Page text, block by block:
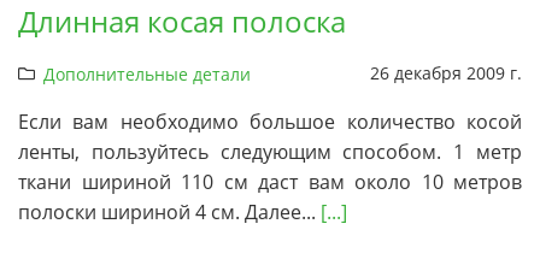
Длинная косая полоска
Дополнительные детали 26 декабря 2009 г.
Если вам необходимо большое количество косой
ленты, пользуйтесь следующим способом. 1 метр
ткани шириной 110 см даст вам около 10 метров
полоски шириной 4 см. Далее... [...]